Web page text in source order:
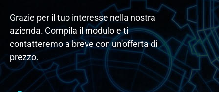
Grazie per il tuo interesse nella nostra
azienda. Compila il modulo e ti
contatteremo a breve con un'offerta di
prezzo.